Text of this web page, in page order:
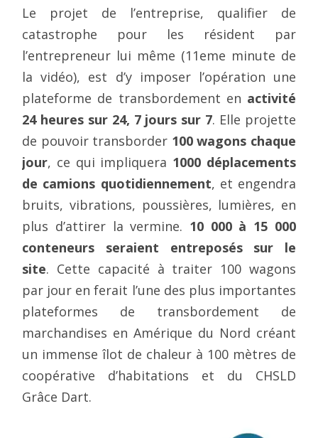
Le projet de l’entreprise, qualifier de
catastrophe pour les résident par
l’entrepreneur lui même (11eme minute de
la vidéo), est d’y imposer l’opération une
plateforme de transbordement en activité
24 heures sur 24, 7 jours sur 7. Elle projette
de pouvoir transborder 100 wagons chaque
jour, ce qui impliquera 1000 déplacements
de camions quotidiennement, et engendra
bruits, vibrations, poussières, lumières, en
plus d’attirer la vermine. 10 000 à 15 000
conteneurs seraient entreposés sur le
site. Cette capacité à traiter 100 wagons
par jour en ferait l’une des plus importantes
plateformes de transbordement de
marchandises en Amérique du Nord créant
un immense îlot de chaleur à 100 mètres de
coopérative d’habitations et du CHSLD
Grâce Dart.